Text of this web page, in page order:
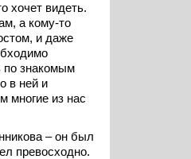
хочет видеть.
а кому-то
и даже
по знакомым
в ней и
многие из нас
– он был
превосходно.